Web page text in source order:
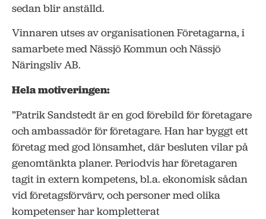
sedan blir anställd.
Vinnaren utses av organisationen Företagarna, i
samarbete med Nässjö Kommun och Nässjö
Näringsliv AB.
Hela motiveringen:
”Patrik Sandstedt är en god förebild för företagare
och ambassadör för företagare. Han har byggt ett
företag med god lönsamhet, där besluten vilar på
genomtänkta planer. Periodvis har företagaren
tagit in extern kompetens, bl.a. ekonomisk sådan
vid företagsförvärv, och personer med olika
kompetenser har kompletterat